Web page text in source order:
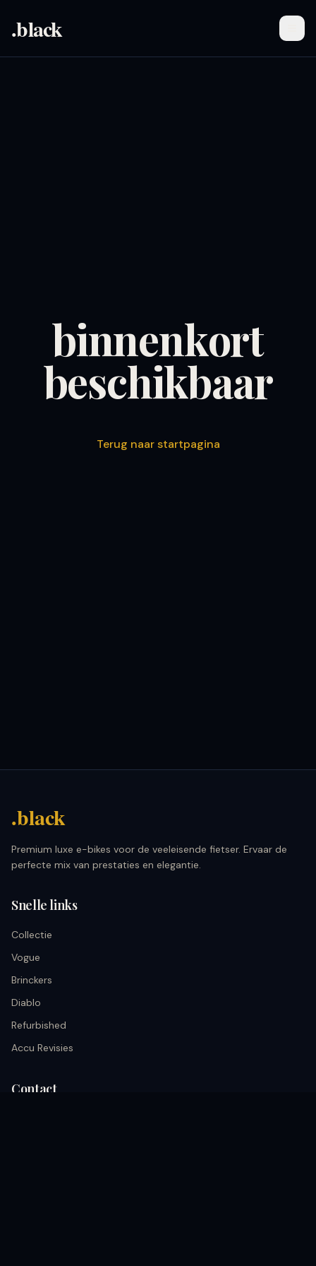
.black
binnenkort
beschikbaar
Terug naar startpagina
.black
Premium luxe e-bikes voor de veeleisende fietser. Ervaar de
perfecte mix van prestaties en elegantie.
Snelle links
Collectie
Vogue
Brinckers
Diablo
Refurbished
Accu Revisies
Contact